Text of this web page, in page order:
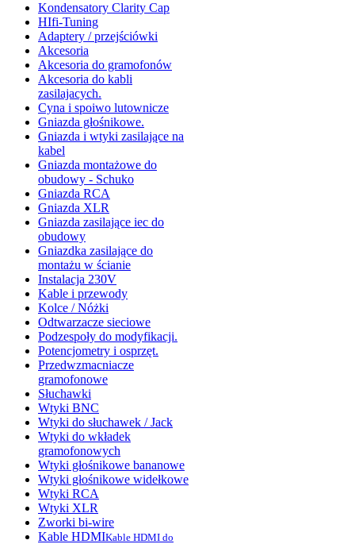
Kondensatory Clarity Cap
HIfi-Tuning
Adaptery / przejściówki
Akcesoria
Akcesoria do gramofonów
Akcesoria do kabli
zasilajacych.
Cyna i spoiwo lutownicze
Gniazda głośnikowe.
Gniazda i wtyki zasilające na
kabel
Gniazda montażowe do
obudowy - Schuko
Gniazda RCA
Gniazda XLR
Gniazda zasilające iec do
obudowy
Gniazdka zasilające do
montażu w ścianie
Instalacja 230V
Kable i przewody
Kolce / Nóżki
Odtwarzacze sieciowe
Podzespoły do modyfikacji.
Potencjometry i osprzęt.
Przedwzmacniacze
gramofonowe
Słuchawki
Wtyki BNC
Wtyki do słuchawek / Jack
Wtyki do wkładek
gramofonowych
Wtyki głośnikowe bananowe
Wtyki głośnikowe widełkowe
Wtyki RCA
Wtyki XLR
Zworki bi-wire
Kable HDMIKable HDMI do